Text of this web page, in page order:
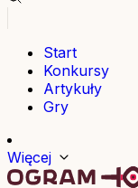
Start
Konkursy
Artykuły
Gry
Więcej